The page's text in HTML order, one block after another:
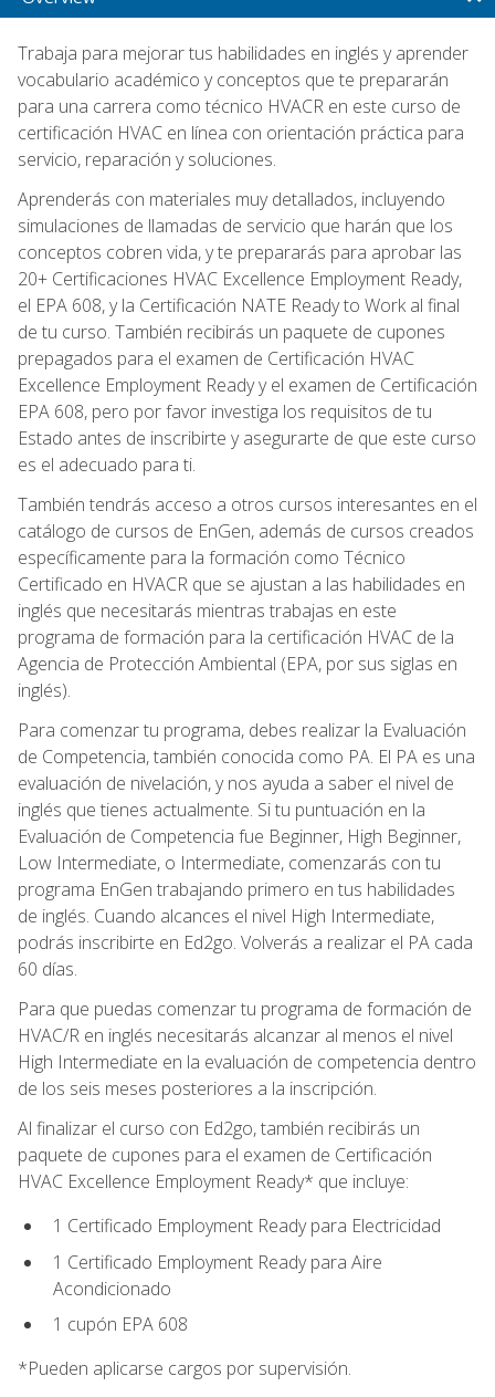
Trabaja para mejorar tus habilidades en inglés y aprender
vocabulario académico y conceptos que te prepararán
para una carrera como técnico HVACR en este curso de
certificación HVAC en línea con orientación práctica para
servicio, reparación y soluciones.
Aprenderás con materiales muy detallados, incluyendo
simulaciones de llamadas de servicio que harán que los
conceptos cobren vida, y te prepararás para aprobar las
20+ Certificaciones HVAC Excellence Employment Ready,
el EPA 608, y la Certificación NATE Ready to Work al final
de tu curso. También recibirás un paquete de cupones
prepagados para el examen de Certificación HVAC
Excellence Employment Ready y el examen de Certificación
EPA 608, pero por favor investiga los requisitos de tu
Estado antes de inscribirte y asegurarte de que este curso
es el adecuado para ti.
También tendrás acceso a otros cursos interesantes en el
catálogo de cursos de EnGen, además de cursos creados
específicamente para la formación como Técnico
Certificado en HVACR que se ajustan a las habilidades en
inglés que necesitarás mientras trabajas en este
programa de formación para la certificación HVAC de la
Agencia de Protección Ambiental (EPA, por sus siglas en
inglés).
Para comenzar tu programa, debes realizar la Evaluación
de Competencia, también conocida como PA. El PA es una
evaluación de nivelación, y nos ayuda a saber el nivel de
inglés que tienes actualmente. Si tu puntuación en la
Evaluación de Competencia fue Beginner, High Beginner,
Low Intermediate, o Intermediate, comenzarás con tu
programa EnGen trabajando primero en tus habilidades
de inglés. Cuando alcances el nivel High Intermediate,
podrás inscribirte en Ed2go. Volverás a realizar el PA cada
60 días.
Para que puedas comenzar tu programa de formación de
HVAC/R en inglés necesitarás alcanzar al menos el nivel
High Intermediate en la evaluación de competencia dentro
de los seis meses posteriores a la inscripción.
Al finalizar el curso con Ed2go, también recibirás un
paquete de cupones para el examen de Certificación
HVAC Excellence Employment Ready* que incluye:
1 Certificado Employment Ready para Electricidad
1 Certificado Employment Ready para Aire
Acondicionado
1 cupón EPA 608
*Pueden aplicarse cargos por supervisión.